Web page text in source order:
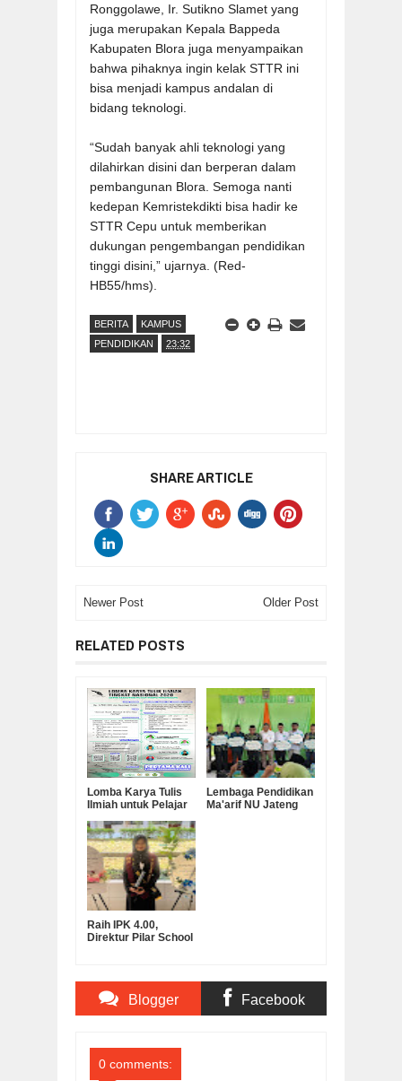
Ronggolawe, Ir. Sutikno Slamet yang
juga merupakan Kepala Bappeda
Kabupaten Blora juga menyampaikan
bahwa pihaknya ingin kelak STTR ini
bisa menjadi kampus andalan di
bidang teknologi.
“Sudah banyak ahli teknologi yang
dilahirkan disini dan berperan dalam
pembangunan Blora. Semoga nanti
kedepan Kemristekdikti bisa hadir ke
STTR Cepu untuk memberikan
dukungan pengembangan pendidikan
tinggi disini,” ujarnya. (Red-
HB55/hms).
BERITA
KAMPUS
PENDIDIKAN
23:32
SHARE ARTICLE
Newer Post Older Post
RELATED POSTS
Lomba Karya Tulis
Ilmiah untuk Pelajar
Tunai dan Beasiswa
Kuliah
Lembaga Pendidikan
Ma'arif NU Jateng
Raih IPK 4.00,
Direktur Pilar School
Blogger Facebook
0 comments: